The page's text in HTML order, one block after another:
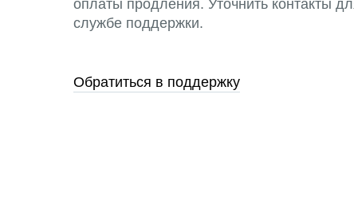
оплаты продления. Уточнить контакты
службе поддержки.
Обратиться в поддержку